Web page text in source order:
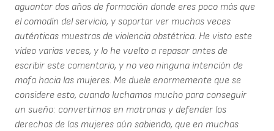
aguantar dos años de formación donde eres poco más que
el comodín del servicio, y soportar ver muchas veces
auténticas muestras de violencia obstétrica. He visto este
vídeo varias veces, y lo he vuelto a repasar antes de
escribir este comentario, y no veo ninguna intención de
mofa hacia las mujeres. Me duele enormemente que se
considere esto, cuando luchamos mucho para conseguir
un sueño: convertirnos en matronas y defender los
derechos de las mujeres aún sabiendo, que en muchas